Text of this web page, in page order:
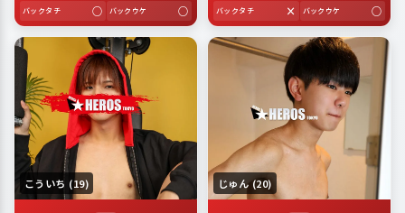
バックタチ ○ バックウケ ○ バックタチ × バックウケ ○
こういち (19) じゅん (20)